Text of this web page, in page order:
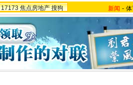
17173 焦点房地产 搜狗 新闻 -